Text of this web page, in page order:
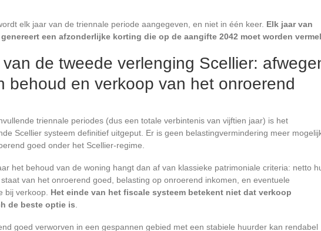
elk jaar van de triennale periode aangegeven, en niet in één keer. Elk jaar van
een afzonderlijke korting die op de aangifte 2042 moet worden
van de tweede verlenging Scellier:
behoud en verkoop van het onroerend
triennale periodes (dus een totale verbintenis van vijftien jaar) is het
Scellier systeem definitief uitgeput. Er is geen belastingvermindering meer
goed onder het Scellier-regime.
het behoud van de woning hangt dan af van klassieke patrimoniale criteria: netto
van het onroerend goed, belasting op onroerend inkomen, en eventuele
bij verkoop. Het einde van het fiscale systeem betekent niet dat verkoop
de beste optie is
goed verworven in een gespannen gebied met een stabiele huurder kan rendabel